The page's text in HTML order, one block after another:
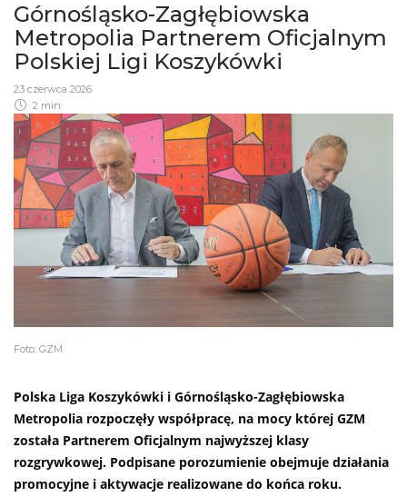
Górnośląsko-Zagłębiowska
Metropolia Partnerem Oficjalnym
Polskiej Ligi Koszykówki
23 czerwca 2026
2 min
Foto: GZM
Polska Liga Koszykówki i Górnośląsko-Zagłębiowska
Metropolia rozpoczęły współpracę, na mocy której GZM
została Partnerem Oficjalnym najwyższej klasy
rozgrywkowej. Podpisane porozumienie obejmuje działania
promocyjne i aktywacje realizowane do końca roku.